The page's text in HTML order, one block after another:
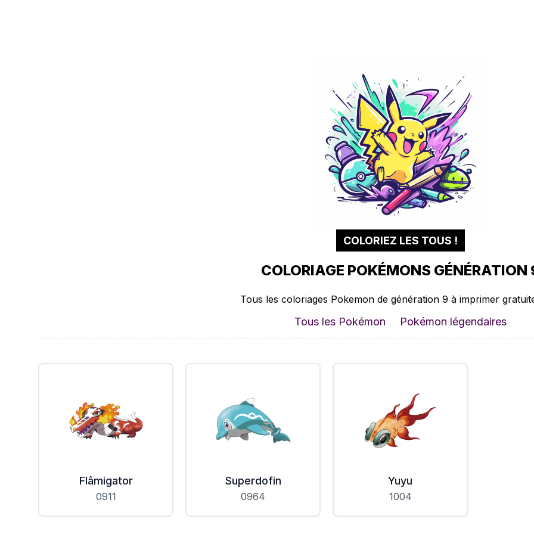
COLORIEZ LES TOUS !
COLORIAGE POKÉMONS GÉNÉRATION
Tous les coloriages Pokemon de génération 9 à imprimer
Tous les Pokémon Pokémon légendaires
Flâmigator
0911
Superdofin
0964
Yuyu
1004